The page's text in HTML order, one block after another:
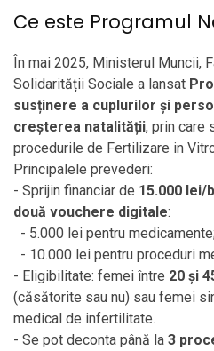
Ce este Programul
În mai 2025, Ministerul Muncii,
Solidarității Sociale a lansat
susținere a cuplurilor și
creșterea natalității, prin care
procedurile de Fertilizare in
Principalele prevederi:
- Sprijin financiar de 15.000 lei/
două vouchere digitale:
- 5.000 lei pentru
- 10.000 lei pentru proceduri
- Eligibilitate: femei între 20 și
(căsătorite sau nu) sau femei
medical de infertilitate.
- Se pot deconta până la 3